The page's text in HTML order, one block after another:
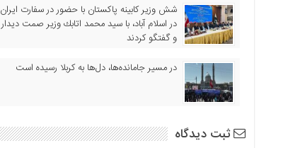
شش وزیر کابینه پاکستان با حضور در سفارت ایران
در اسلام آباد، با سيد محمد اتابك وزير صمت ديدار
و گفتگو كردند
در مسیر جا‌مانده‌ها، دل‌ها به کربلا رسیده است
ثبت دیدگاه